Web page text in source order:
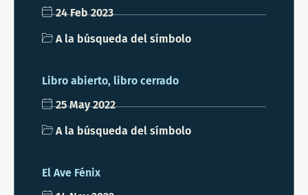
24 Feb 2023
A la búsqueda del símbolo
Libro abierto, libro cerrado
25 May 2022
A la búsqueda del símbolo
El Ave Fénix